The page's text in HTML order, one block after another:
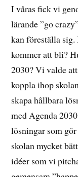
I våras fick vi
lärande ”go
kan föreställa
kommer att bli?
2030? Vi valde
koppla ihop
skapa hållbara
med Agenda
lösningar som
skolan mycket
idéer som vi